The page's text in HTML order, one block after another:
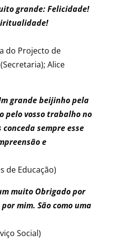
grande: Felicidade!
do Projecto de
Alice
grande beijinho pela
pelo vosso trabalho no
sempre esse
e
de Educação)
muito Obrigado por
mim. São como uma
Social)